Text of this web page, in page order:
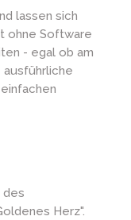
lassen sich
ohne Software
- egal ob am
ausführliche
des
Herz".